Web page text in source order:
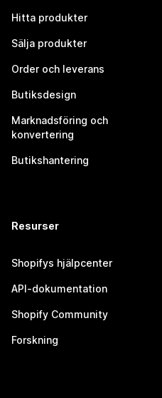
Hitta produkter
Sälja produkter
Order och leverans
Butiksdesign
Marknadsföring och
konvertering
Butikshantering
Resurser
Shopifys hjälpcenter
API-dokumentation
Shopify Community
Forskning